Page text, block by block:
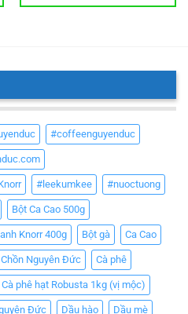
#coffeenguyenduc
#leekumkee #nuoctuong
Bột Ca Cao 500g
Knorr 400g Bột gà Ca Cao
Nguyên Đức Cà phê
Cà phê hạt Robusta 1kg (vị mộc)
Đức Dầu hào Dầu mè